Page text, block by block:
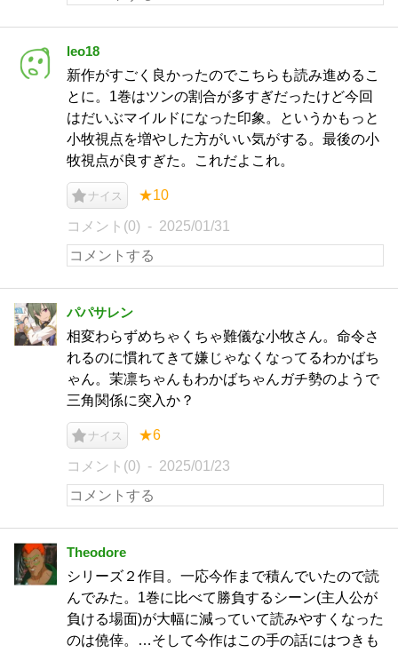
leo18
新作がすごく良かったのでこちらも読み進めるこ
とに。1巻はツンの割合が多すぎだったけど今回
はだいぶマイルドになった印象。というかもっと
小牧視点を増やした方がいい気がする。最後の小
牧視点が良すぎた。これだよこれ。
ナイス ★10
コメント(0) 2025/01/31
パパサレン
相変わらずめちゃくちゃ難儀な小牧さん。命令さ
れるのに慣れてきて嫌じゃなくなってるわかばち
ゃん。茉凛ちゃんもわかばちゃんガチ勢のようで
三角関係に突入か？
ナイス ★6
コメント(0) 2025/01/23
Theodore
シリーズ２作目。一応今作まで積んでいたので読
んでみた。1巻に比べて勝負するシーン(主人公が
負ける場面)が大幅に減っていて読みやすくなった
のは僥倖。…そして今作はこの手の話にはつきも